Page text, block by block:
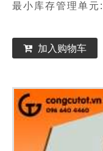
最小库存管理单元:
加入购物车